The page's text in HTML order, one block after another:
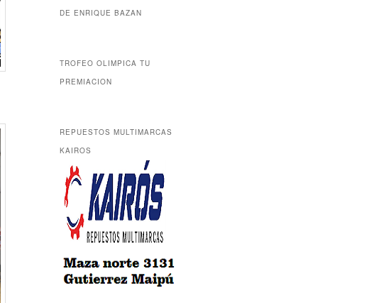
DE ENRIQUE BAZAN
TROFEO OLIMPICA TU
PREMIACION
REPUESTOS MULTIMARCAS
KAIROS